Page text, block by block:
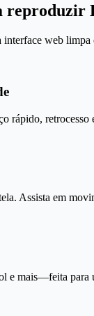
reproduzir
interface web
rápido, retrocesso
Assista em
e mais—feita para